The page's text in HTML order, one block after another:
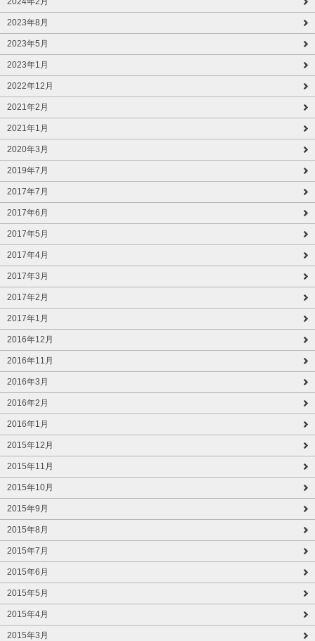
2023年8月
2023年5月
2023年1月
2022年12月
2021年2月
2021年1月
2020年3月
2019年7月
2017年7月
2017年6月
2017年5月
2017年4月
2017年3月
2017年2月
2017年1月
2016年12月
2016年11月
2016年3月
2016年2月
2016年1月
2015年12月
2015年11月
2015年10月
2015年9月
2015年8月
2015年7月
2015年6月
2015年5月
2015年4月
2015年3月